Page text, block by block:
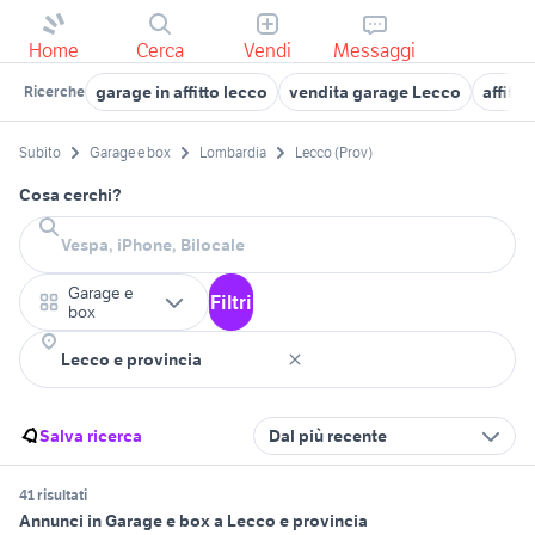
Home Cerca Vendi Messaggi
Ricerche garage in affitto lecco vendita garage Lecco affitto
Subito Garage e box Lombardia Lecco (Prov)
Cosa cerchi?
Garage e
box
Filtri
Salva ricerca Dal più recente
41 risultati
Annunci in Garage e box a Lecco e provincia